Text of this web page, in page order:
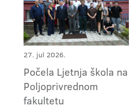
27. jul 2026.
Počela Ljetnja škola na
Poljoprivrednom
fakultetu